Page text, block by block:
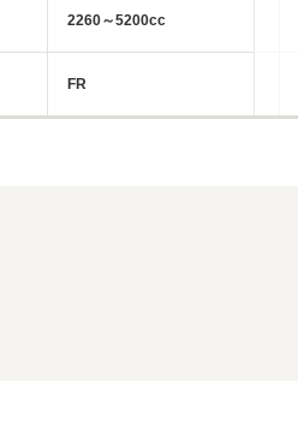
2260～5200cc
FR